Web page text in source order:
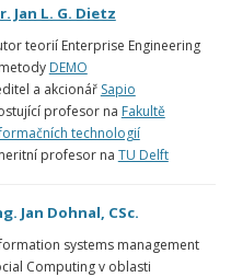
Jan L. G. Dietz
teorií Enterprise Engineering
DEMO
a akcionář Sapio
profesor na Fakultě
technologií
profesor na TU Delft
Jan Dohnal, CSc.
systems management
Computing v oblasti